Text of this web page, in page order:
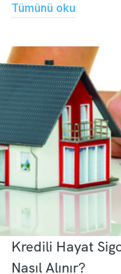
Tümünü oku
Kredili Hayat
Nasıl Alınır?